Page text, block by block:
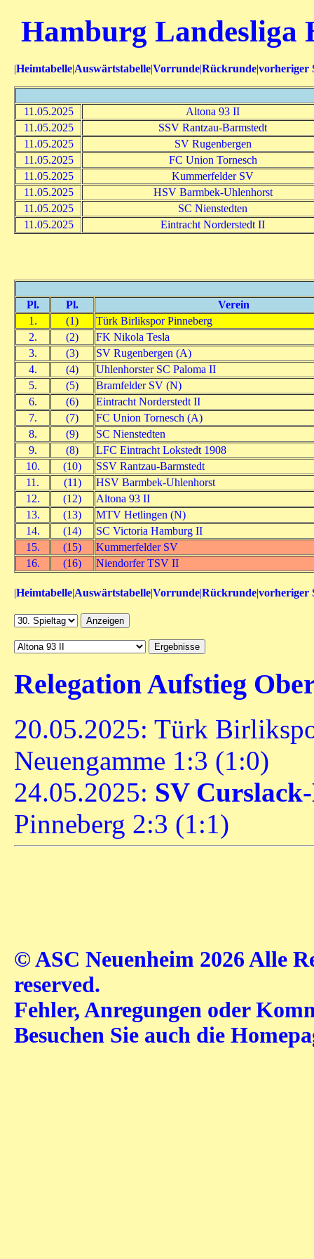
Hamburg Landesliga
|Heimtabelle|Auswärtstabelle|Vorrunde|Rückrunde|vorheriger
11.05.2025
Altona 93 II
11.05.2025
SSV Rantzau-Barmstedt
11.05.2025
SV Rugenbergen
11.05.2025
FC Union Tornesch
11.05.2025
Kummerfelder SV
11.05.2025
HSV Barmbek-Uhlenhorst
11.05.2025
SC Nienstedten
11.05.2025
Eintracht Norderstedt II
Pl. Pl.
Verein
1.
(1)
Türk Birlikspor Pinneberg
2.
(2)
FK Nikola Tesla
3.
(3)
SV Rugenbergen (A)
4.
(4)
Uhlenhorster SC Paloma II
5.
(5)
Bramfelder SV (N)
6.
(6)
Eintracht Norderstedt II
7.
(7)
FC Union Tornesch (A)
8.
(9)
SC Nienstedten
9.
(8)
LFC Eintracht Lokstedt 1908
10.
(10)
SSV Rantzau-Barmstedt
11.
(11)
HSV Barmbek-Uhlenhorst
12.
(12)
Altona 93 II
13.
(13)
MTV Hetlingen (N)
14.
(14)
SC Victoria Hamburg II
15.
(15)
Kummerfelder SV
16.
(16) Niendorfer TSV II
|Heimtabelle|Auswärtstabelle|Vorrunde|Rückrunde|vorheriger
Relegation Aufstieg
20.05.2025: Türk
Neuengamme 1:3 (1:0)
24.05.2025: SV
Pinneberg 2:3 (1:1)
© ASC Neuenheim 2026 Alle
reserved.
Fehler, Anregungen oder
Besuchen Sie auch die